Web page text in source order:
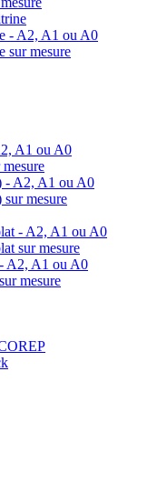
- A2, A1 ou A0
sur mesure
A1 ou A0
- A2, A1 ou A0
mesure
- A2, A1 ou A0
sur mesure
A2, A1 ou A0
mesure